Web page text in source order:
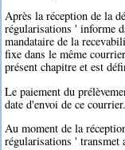
Après la réception de la
régularisations ' informe
mandataire de la
fixe dans le même
présent chapitre et est
Le paiement du
date d'envoi de ce courrier.
Au moment de la
régularisations ' transmet